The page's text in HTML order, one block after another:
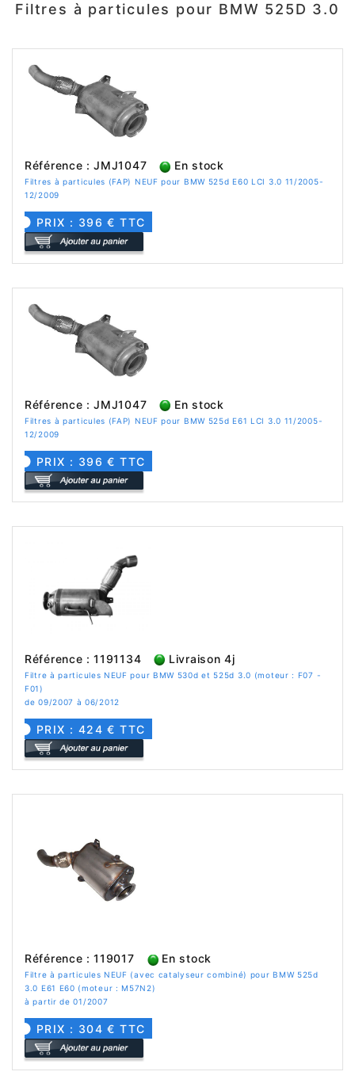
Filtres à particules pour BMW 525D 3.0
Référence : JMJ1047 En stock
Filtres à particules (FAP) NEUF pour BMW 525d E60 LCI 3.0 11/2005-
12/2009
PRIX : 396 € TTC
Référence : JMJ1047 En stock
Filtres à particules (FAP) NEUF pour BMW 525d E61 LCI 3.0 11/2005-
12/2009
PRIX : 396 € TTC
Référence : 1191134 Livraison 4j
Filtre à particules NEUF pour BMW 530d et 525d 3.0 (moteur : F07 -
F01)
de 09/2007 à 06/2012
PRIX : 424 € TTC
Référence : 119017 En stock
Filtre à particules NEUF (avec catalyseur combiné) pour BMW 525d
3.0 E61 E60 (moteur : M57N2)
à partir de 01/2007
PRIX : 304 € TTC